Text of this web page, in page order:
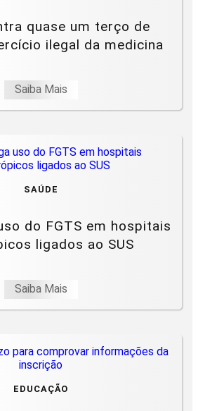
quase um terço de
ilegal da medicina
Saiba Mais
SAÚDE
do FGTS em hospitais
ligados ao SUS
Saiba Mais
EDUCAÇÃO